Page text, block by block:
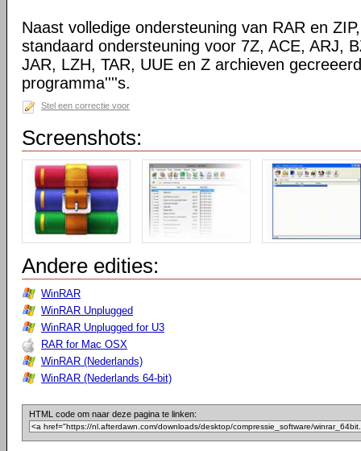
Naast volledige ondersteuning van RAR en
standaard ondersteuning voor 7Z, ACE, ARJ,
JAR, LZH, TAR, UUE en Z archieven
programma''''s.
Stel een correctie voor
Screenshots:
Andere edities:
WinRAR
WinRAR Unplugged
WinRAR Unplugged for U3
RAR for Mac OSX
WinRAR (Nederlands)
WinRAR (Nederlands 64-bit)
HTML code om naar deze pagina te linken: